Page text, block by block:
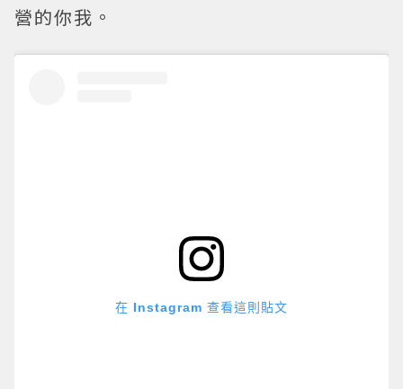
營的你我。
在 Instagram 查看這則貼文